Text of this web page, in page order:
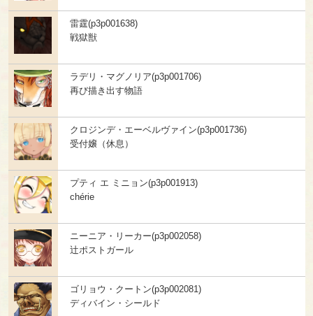
雷霆(p3p001638)
戦獄獣
ラデリ・マグノリア(p3p001706)
再び描き出す物語
クロジンデ・エーベルヴァイン(p3p001736)
受付嬢（休息）
プティ エ ミニョン(p3p001913)
chérie
ニーニア・リーカー(p3p002058)
辻ポストガール
ゴリョウ・クートン(p3p002081)
ディバイン・シールド